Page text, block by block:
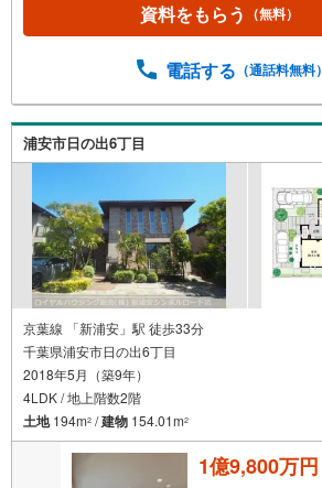
資料をもらう （無料）
電話する （通話料無料）
浦安市日の出6丁目
京葉線 「新浦安」駅 徒歩33分
千葉県浦安市日の出6丁目
2018年5月（築9年）
4LDK / 地上階数2階
土地194m2 /建物 154.01m2
1億9,800万円